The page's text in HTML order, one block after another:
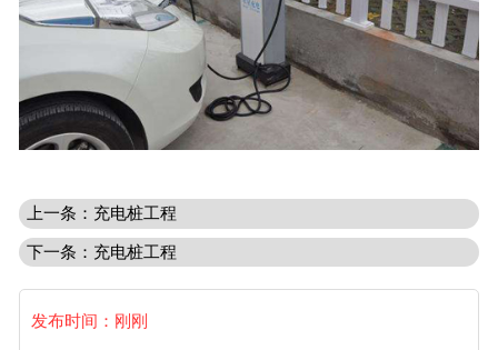
上一条：充电桩工程
下一条：充电桩工程
发布时间：刚刚